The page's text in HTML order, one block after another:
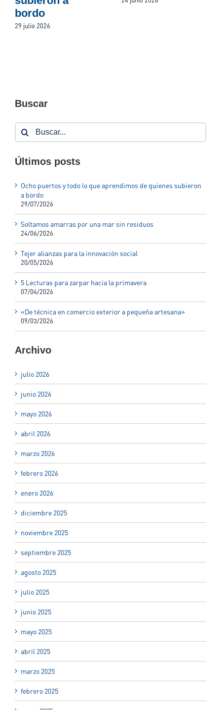
bordo
29 julio 2026
Buscar
Buscar:
Últimos posts
Ocho puertos y todo lo que aprendimos de quienes subieron
a bordo
29/07/2026
Soltamos amarras por una mar sin residuos
24/06/2026
Tejer alianzas para la innovación social
20/05/2026
5 Lecturas para zarpar hacia la primavera
07/04/2026
«De técnica en comercio exterior a pequeña artesana»
09/03/2026
Archivo
julio 2026
junio 2026
mayo 2026
abril 2026
marzo 2026
febrero 2026
enero 2026
diciembre 2025
noviembre 2025
septiembre 2025
agosto 2025
julio 2025
junio 2025
mayo 2025
abril 2025
marzo 2025
febrero 2025